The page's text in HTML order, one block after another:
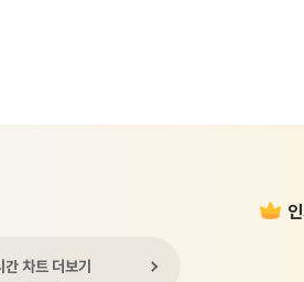
간 차트 더보기